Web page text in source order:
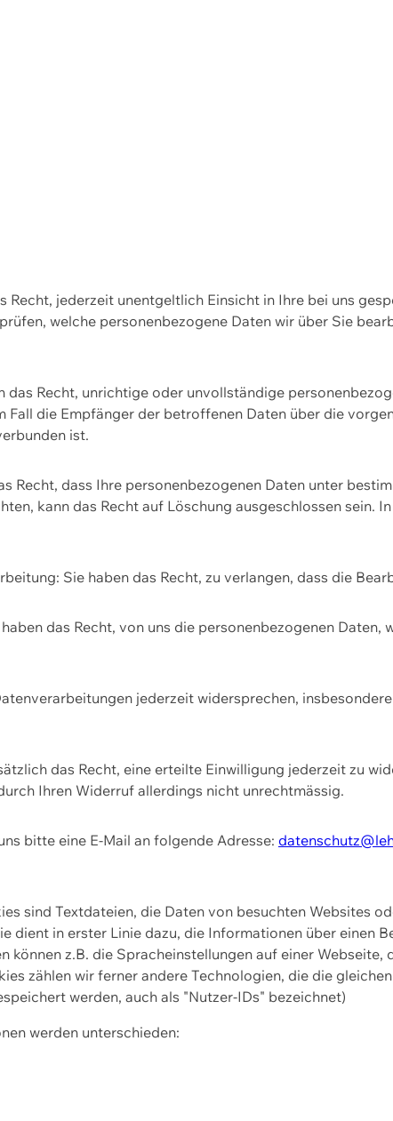
Recht, jederzeit unentgeltlich Einsicht in Ihre bei uns
welche personenbezogene Daten wir über Sie
das Recht, unrichtige oder unvollständige
Fall die Empfänger der betroffenen Daten über die
ist.
Recht, dass Ihre personenbezogenen Daten unter
kann das Recht auf Löschung ausgeschlossen sein.
Sie haben das Recht, zu verlangen, dass die
das Recht, von uns die personenbezogenen
jederzeit widersprechen,
das Recht, eine erteilte Einwilligung jederzeit zu
Ihren Widerruf allerdings nicht unrechtmässig.
bitte eine E-Mail an folgende Adresse:
sind Textdateien, die Daten von besuchten Websites
dient in erster Linie dazu, die Informationen über einen
können z.B. die Spracheinstellungen auf einer
zählen wir ferner andere Technologien, die die
werden, auch als "Nutzer-IDs" bezeichnet)
werden unterschieden: